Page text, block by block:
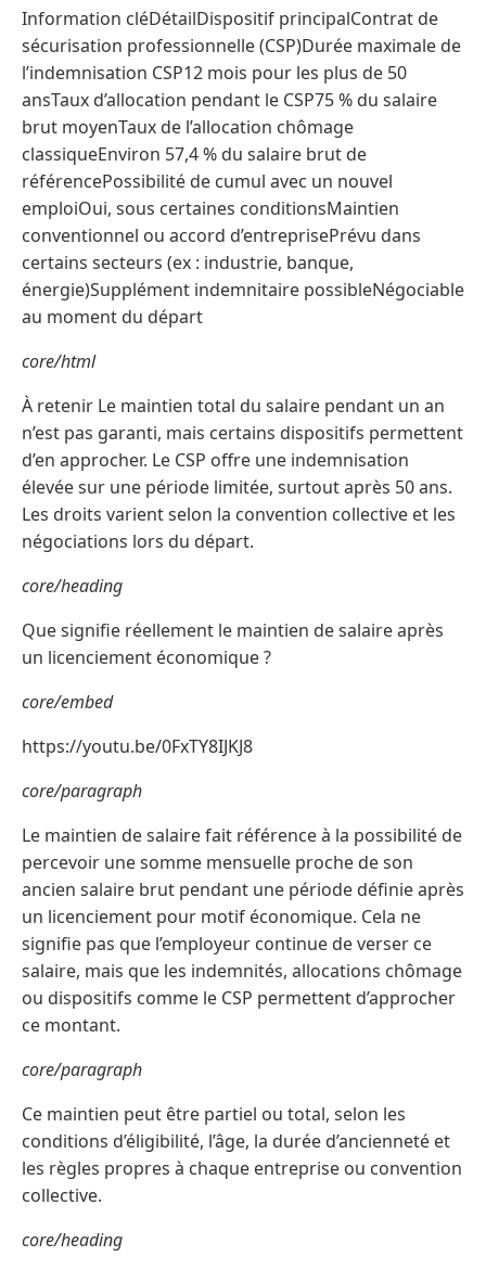
Information cléDétailDispositif principalContrat de
sécurisation professionnelle (CSP)Durée maximale de
l’indemnisation CSP12 mois pour les plus de 50
ansTaux d’allocation pendant le CSP75 % du salaire
brut moyenTaux de l’allocation chômage
classiqueEnviron 57,4 % du salaire brut de
référencePossibilité de cumul avec un nouvel
emploiOui, sous certaines conditionsMaintien
conventionnel ou accord d’entreprisePrévu dans
certains secteurs (ex : industrie, banque,
énergie)Supplément indemnitaire possibleNégociable
au moment du départ
core/html
À retenir Le maintien total du salaire pendant un an
n’est pas garanti, mais certains dispositifs permettent
d’en approcher. Le CSP offre une indemnisation
élevée sur une période limitée, surtout après 50 ans.
Les droits varient selon la convention collective et les
négociations lors du départ.
core/heading
Que signifie réellement le maintien de salaire après
un licenciement économique ?
core/embed
https://youtu.be/0FxTY8IJKJ8
core/paragraph
Le maintien de salaire fait référence à la possibilité de
percevoir une somme mensuelle proche de son
ancien salaire brut pendant une période définie après
un licenciement pour motif économique. Cela ne
signifie pas que l’employeur continue de verser ce
salaire, mais que les indemnités, allocations chômage
ou dispositifs comme le CSP permettent d’approcher
ce montant.
core/paragraph
Ce maintien peut être partiel ou total, selon les
conditions d’éligibilité, l’âge, la durée d’ancienneté et
les règles propres à chaque entreprise ou convention
collective.
core/heading